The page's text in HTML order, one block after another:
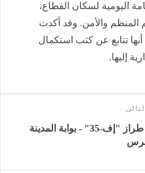
اليومية لسكان القطاع،
المنظم والأمن. وقد أكدت
تتابع عن كثب استكمال
إليها.
التالى
تحطم مقاتلة أميركية من طراز "إف-35" - بوابة المدينة